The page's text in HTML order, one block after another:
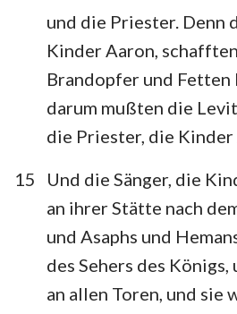
8
9 10 11
15
16 17 18
und die Priester. Denn
Kinder Aaron,
Brandopfer und Fetten
darum mußten die
die Priester, die Kinder
15
Und die Sänger, die
an ihrer Stätte nach
und Asaphs und
des Sehers des
an allen Toren, und sie